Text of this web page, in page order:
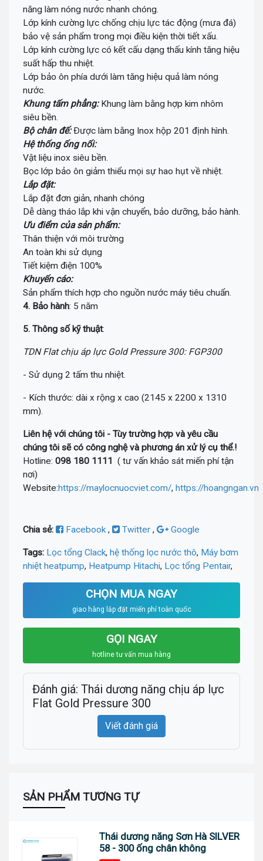
năng làm nóng nước nhanh chóng.
Lớp kính cường lực chống chịu lực tác động (mưa đá)
bảo vệ sản phẩm trong mọi điều kiện thời tiết xấu.
Lớp kính cường lực có kết cấu dạng thấu kính tăng hiệu
suất hấp thu nhiệt.
Lớp bảo ôn phía dưới làm tăng hiệu quả làm nóng
nước.
Khung tấm phẳng:Khung làm bằng hợp kim nhôm
siêu bền.
Bộ chân đế:Ðược làm bằng Inox hộp 201 định hình.
Hệ thống ống nối:
Vật liệu inox siêu bền.
Bọc lớp bảo ôn giảm thiểu mọi sự hao hụt về nhiệt.
Lắp đặt:
Lắp đặt đơn giản, nhanh chóng
Dễ dàng tháo lắp khi vận chuyển, bảo dưỡng, bảo hành.
Ưu điểm của sản phẩm:
Thân thiện với môi trường
An toàn khi sử dụng
Tiết kiệm điện 100%
Khuyến cáo:
Sản phẩm thích hợp cho nguồn nước máy tiêu chuẩn.
4. Bảo hành: 5 năm
5. Thông số kỹ thuật:
TDN Flat chịu áp lực Gold Pressure 300: FGP300
- Sử dụng 2 tấm thu nhiệt.
- Kích thước: dài x rộng x cao (2145 x 2200 x 1310
mm).
Liên hệ với chúng tôi - Tùy trường hợp và yêu cầu
chúng tôi sẽ có công nghệ và phương án xử lý cụ thể.!
Hotline: 098 180 1111 ( tư vấn khảo sát miến phí tận
nơi)
Website:https://maylocnuocviet.com/, https://hoangngan.vn
Chia sẻ: Facebook, Twitter , Google
Tags: Lọc tổng Clack, hệ thống lọc nước thô, Máy bơm
nhiệt heatpump, Heatpump Hitachi, Lọc tổng Pentair,
CHỌN MUA NGAY
giao hàng lắp đặt miến phí toàn quốc
GỌI NGAY
hotline tư vấn mua hàng
Đánh giá: Thái dương năng chịu áp lực
Flat Gold Pressure 300
Viết đánh giá
SẢN PHẨM TƯƠNG TỰ
Thái dương năng Sơn Hà SILVER
58 - 300 ống chân không